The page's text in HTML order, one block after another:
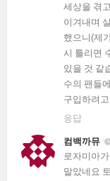
세상을 겪
이겨내며
했으니(제
시 틀리면
있을 것 같
수의 팬들
구입하려
응답
컴백까뮤
로자미아
말았네요